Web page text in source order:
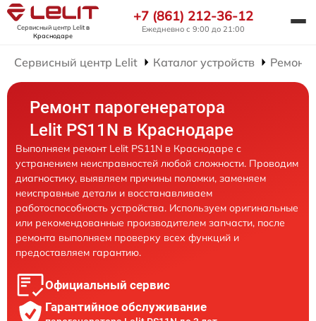
Сервисный центр Lelitв
Краснодаре
+7 (861) 212-36-12
Ежедневно с 9:00 до 21:00
Сервисный центр Lelit Каталог устройств Ремонт
Ремонт парогенератора
Lelit PS11N в Краснодаре
Выполняем ремонт Lelit PS11N в Краснодаре с
устранением неисправностей любой сложности. Проводим
диагностику, выявляем причины поломки, заменяем
неисправные детали и восстанавливаем
работоспособность устройства. Используем оригинальные
или рекомендованные производителем запчасти, после
ремонта выполняем проверку всех функций и
предоставляем гарантию.
Официальный сервис
Гарантийное обслуживание